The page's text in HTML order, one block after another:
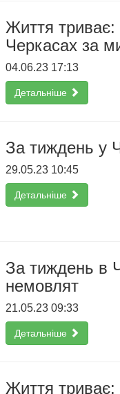
Життя триває:
Черкасах за
04.06.23 17:13
Детальніше
За тиждень у
29.05.23 10:45
Детальніше
За тиждень в
немовлят
21.05.23 09:33
Детальніше
Життя триває: